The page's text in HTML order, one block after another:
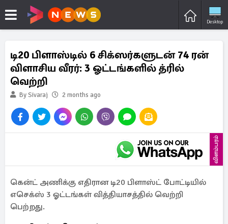
Desktop
டி20 பிளாஸ்டில் 6 சிக்ஸர்களுடன் 74 ரன்
விளாசிய வீரர்: 3 ஓட்டங்களில் த்ரில்
வெற்றி
By Sivaraj 2 months ago
விளம்பரம்
கென்ட் அணிக்கு எதிரான டி20 பிளாஸ்ட் போட்டியில்
எசெக்ஸ் 3 ஓட்டங்கள் வித்தியாசத்தில் வெற்றி
பெற்றது.